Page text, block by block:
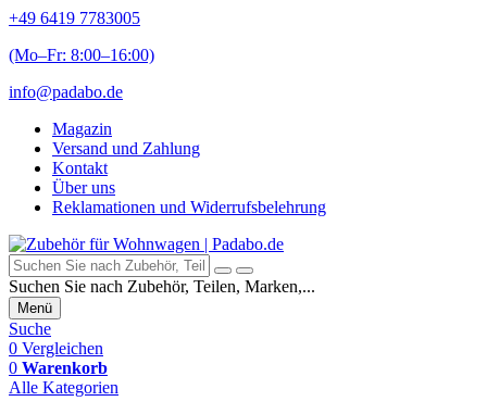
+49 6419 7783005
(Mo–Fr: 8:00–16:00)
info@padabo.de
Magazin
Versand und Zahlung
Kontakt
Über uns
Reklamationen und Widerrufsbelehrung
Suchen Sie nach Zubehör, Teilen, Marken,...
Menü
Suche
0 Vergleichen
0 Warenkorb
Alle Kategorien